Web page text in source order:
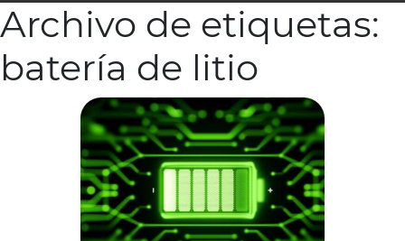
Archivo de etiquetas:
batería de litio